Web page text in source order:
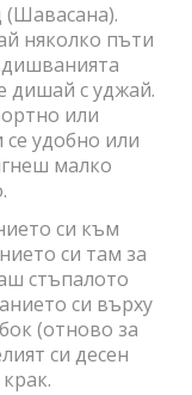
(Шавасана).
няколко пъти
дишай с уджай.
или
удобно или
малко
си към
си там за
стъпалото
си върху
(отново за
си десен